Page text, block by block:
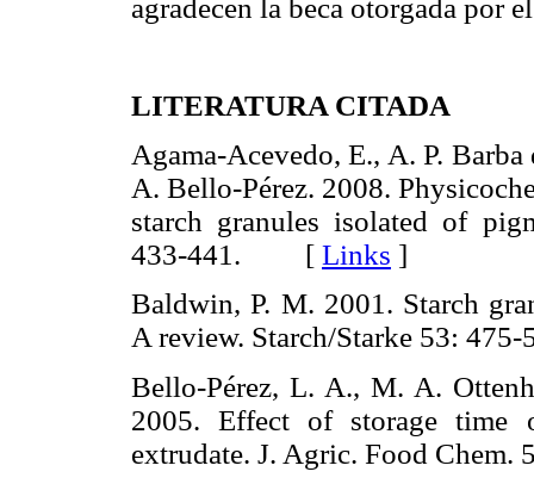
agradecen la beca otorgada por
LITERATURA CITADA
Agama-Acevedo, E., A. P.
A. Bello-Pérez. 2008.
starch granules isolated of
433-441. [ Links ]
Baldwin, P. M. 2001. Starch
A review. Starch/Starke 53:
Bello-Pérez, L. A., M. A.
2005. Effect of storage time
extrudate. J. Agric. Food